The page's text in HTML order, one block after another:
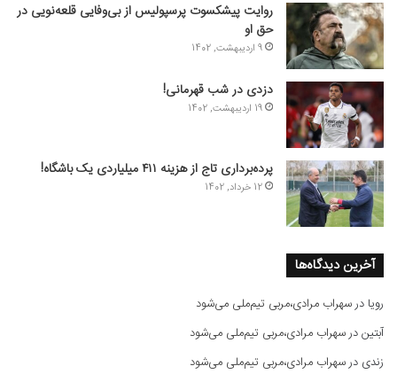
روایت پیشکسوت پرسپولیس از بی‌وفایی قلعه‌نویی در
حق او
9 اردیبهشت, 1402
دزدی در شب قهرمانی!
19 اردیبهشت, 1402
پرده‌برداری تاج از هزینه ۴۱۱ میلیاردی یک باشگاه!
12 خرداد, 1402
آخرین دیدگاه‌ها
رویا درسهراب مرادی،مربی تیم‌ملی می‌شود
آبتیندرسهراب مرادی،مربی تیم‌ملی می‌شود
زندی درسهراب مرادی،مربی تیم‌ملی می‌شود